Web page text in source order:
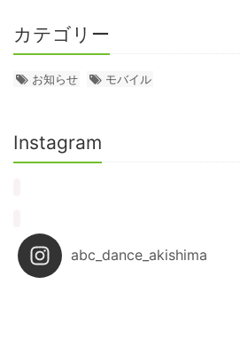
カテゴリー
お知らせ モバイル
Instagram
abc_dance_akishima